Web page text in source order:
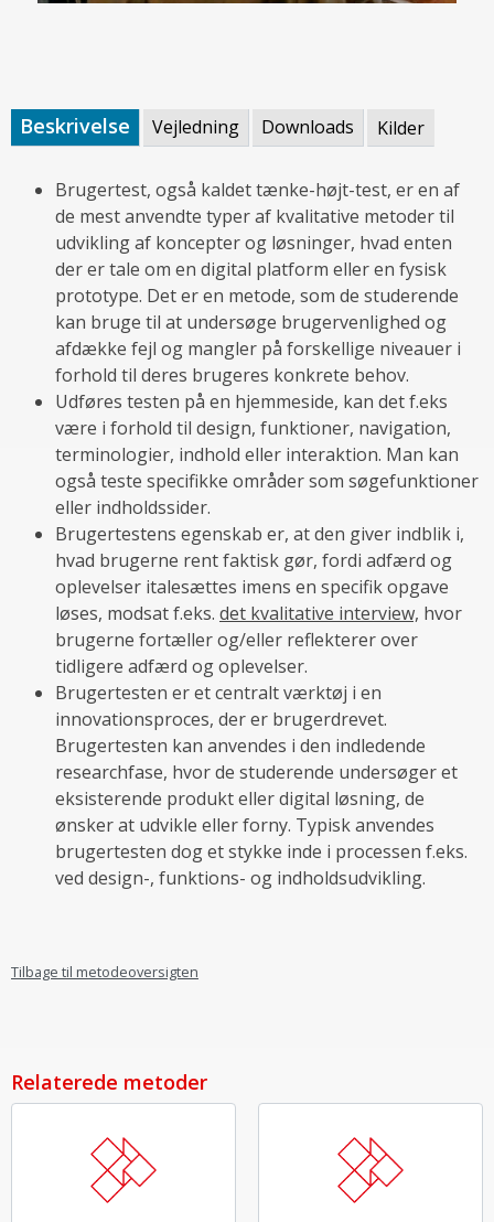
Beskrivelse Vejledning Downloads Kilder
Brugertest, også kaldet tænke-højt-test, er en af
de mest anvendte typer af kvalitative metoder til
udvikling af koncepter og løsninger, hvad enten
der er tale om en digital platform eller en fysisk
prototype. Det er en metode, som de studerende
kan bruge til at undersøge brugervenlighed og
afdække fejl og mangler på forskellige niveauer i
forhold til deres brugeres konkrete behov.
Udføres testen på en hjemmeside, kan det f.eks
være i forhold til design, funktioner, navigation,
terminologier, indhold eller interaktion. Man kan
også teste specifikke områder som søgefunktioner
eller indholdssider.
Brugertestens egenskab er, at den giver indblik i,
hvad brugerne rent faktisk gør, fordi adfærd og
oplevelser italesættes imens en specifik opgave
løses, modsat f.eks. det kvalitative interview, hvor
brugerne fortæller og/eller reflekterer over
tidligere adfærd og oplevelser.
Brugertesten er et centralt værktøj i en
innovationsproces, der er brugerdrevet.
Brugertesten kan anvendes i den indledende
researchfase, hvor de studerende undersøger et
eksisterende produkt eller digital løsning, de
ønsker at udvikle eller forny. Typisk anvendes
brugertesten dog et stykke inde i processen f.eks.
ved design-, funktions- og indholdsudvikling.
Tilbage til metodeoversigten
Relaterede metoder